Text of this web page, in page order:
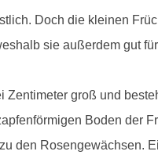
Doch die kleinen
sie außerdem gut
Zentimeter groß und
Boden der
den Rosengewächsen.